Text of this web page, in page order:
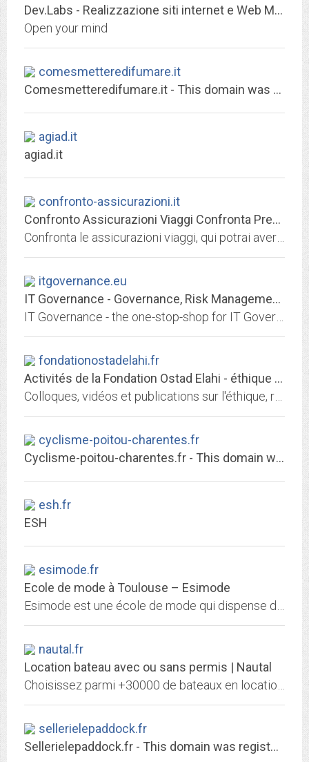
Dev.Labs - Realizzazione siti internet e Web Marketing
Open your mind
comesmetteredifumare.it
Comesmetteredifumare.it - This domain was registered with Match.it
agiad.it
agiad.it
confronto-assicurazioni.it
Confronto Assicurazioni Viaggi Confronta Prezzi Assicurazioni Polizze
itgovernance.eu
IT Governance - Governance, Risk Management and Compliance for Information...
fondationostadelahi.fr
Activités de la Fondation Ostad Elahi - éthique et solidarité...
cyclisme-poitou-charentes.fr
Cyclisme-poitou-charentes.fr - This domain was registered with Match.it
esh.fr
ESH
esimode.fr
Ecole de mode à Toulouse – Esimode
nautal.fr
Location bateau avec ou sans permis | Nautal
sellerielepaddock.fr
Sellerielepaddock.fr - This domain was registered with Match.it